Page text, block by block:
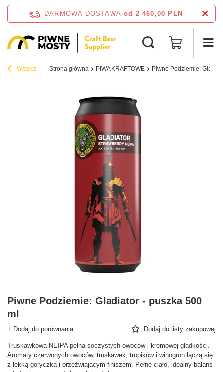
DARMOWA DOSTAWA od 2 460,00 PLN
Wstecz Strona główna PIWA KRAFTOWE Piwne Podziemie:
Piwne Podziemie: Gladiator - puszka 500
ml
+ Dodaj do porównania Dodaj do listy zakupowej
Truskawkowa NEIPA pełna soczystych owoców i kremowej gładkości.
Aromaty czerwonych owoców, truskawek, tropików i winogron łączą się
z lekką goryczką i orzeźwiającym finiszem. Pełne ciało, idealny balans